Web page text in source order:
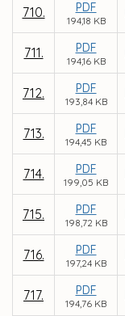
710. PDF
194,18 KB
711. PDF
194,16 KB
712. PDF
193,84 KB
713. PDF
194,45 KB
714. PDF
199,05 KB
715. PDF
198,72 KB
716. PDF
197,24 KB
717. PDF
194,76 KB